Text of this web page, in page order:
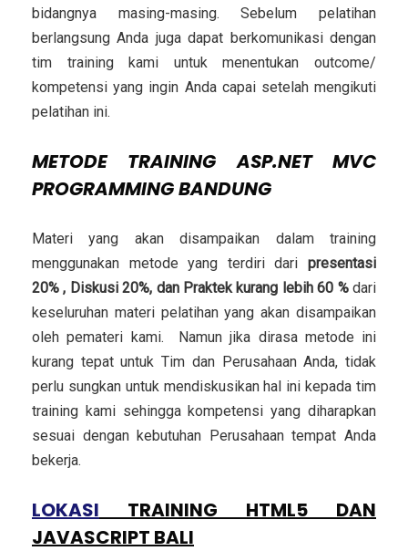
bidangnya masing-masing. Sebelum pelatihan
berlangsung Anda juga dapat berkomunikasi dengan
tim training kami untuk menentukan outcome/
kompetensi yang ingin Anda capai setelah mengikuti
pelatihan ini.
METODE TRAINING ASP.NET MVC
PROGRAMMING BANDUNG
Materi yang akan disampaikan dalam training
menggunakan metode yang terdiri dari presentasi
20% , Diskusi 20%, dan Praktek kurang lebih 60 %dari
keseluruhan materi pelatihan yang akan disampaikan
oleh pemateri kami. Namun jika dirasa metode ini
kurang tepat untuk Tim dan Perusahaan Anda, tidak
perlu sungkan untuk mendiskusikan hal ini kepada tim
training kami sehingga kompetensi yang diharapkan
sesuai dengan kebutuhan Perusahaan tempat Anda
bekerja.
LOKASI
TRAINING HTML5 DAN
JAVASCRIPT BALI